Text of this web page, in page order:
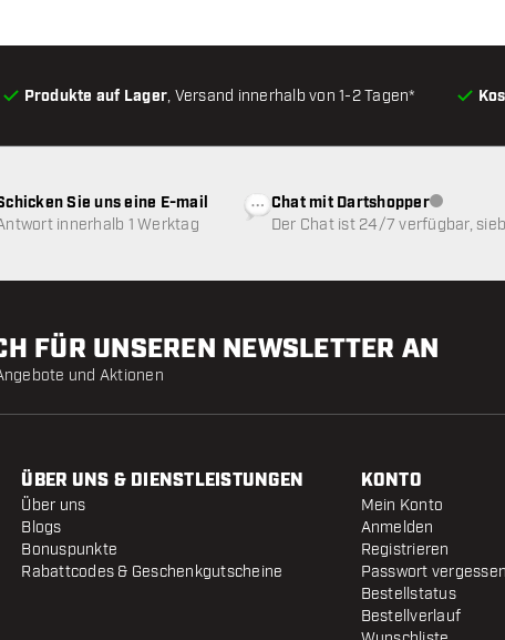
Produkte auf Lager, Versand innerhalb von 1-2 Tagen*
Sie uns eine E-mail
innerhalb 1 Werktag
Chat mit Dartshopper
Der Chat ist 24/7 verfügbar,
FÜR UNSEREN NEWSLETTER AN
und Aktionen
ÜBER UNS & DIENSTLEISTUNGEN
Über uns
Blogs
Bonuspunkte
Rabattcodes & Geschenkgutscheine
KONTO
Mein Konto
Anmelden
Registrieren
Passwort vergessen
Bestellstatus
Bestellverlauf